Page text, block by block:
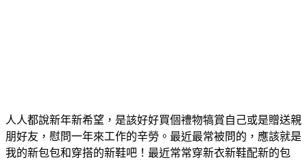
人人都說新年新希望，是該好好買個禮物犒賞自己或是贈送親
朋好友，慰問一年來工作的辛勞。最近最常被問的，應該就是
我的新包包和穿搭的新鞋吧！最近常常穿新衣新鞋配新的包